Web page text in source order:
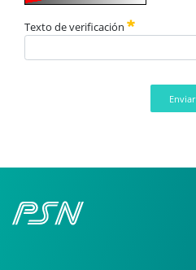
Texto de verificación
Enviar